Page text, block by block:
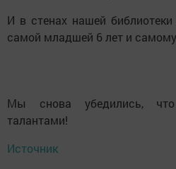
И в стенах нашей
самой младшей 6 лет и
Мы снова убедились,
талантами!
Источник